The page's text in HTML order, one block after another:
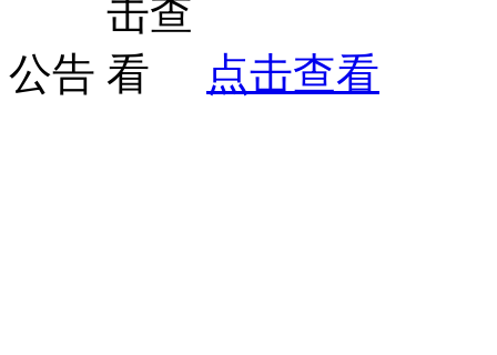
公告 点击查看